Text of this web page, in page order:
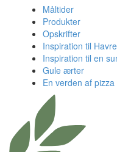
Måltider
Produkter
Opskrifter
Inspiration til
Inspiration til en
Gule ærter
En verden af pizza